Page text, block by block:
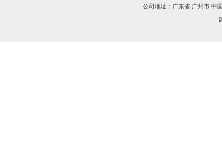
公司地址：广东省 广州市 中